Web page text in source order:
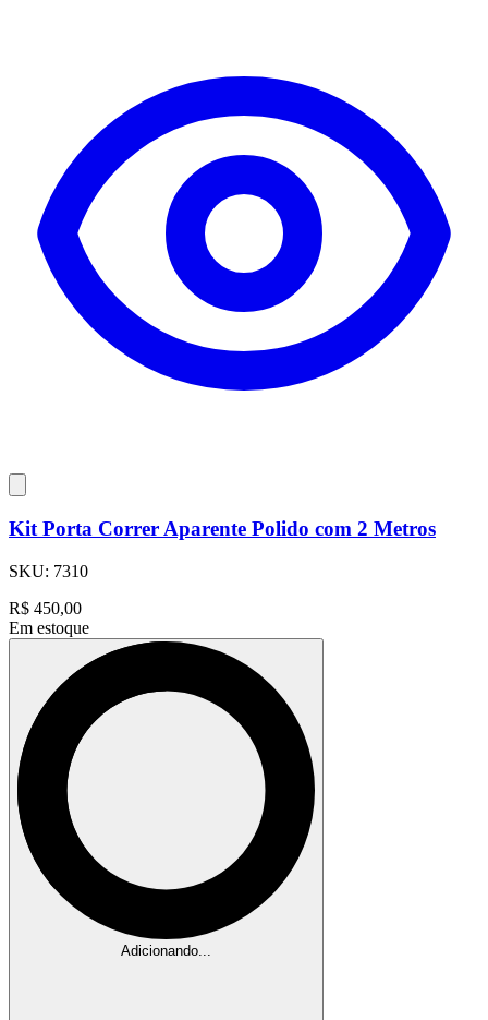
Kit Porta Correr Aparente Polido com 2 Metros
SKU: 7310
R$ 450,00
Em estoque
Adicionando...